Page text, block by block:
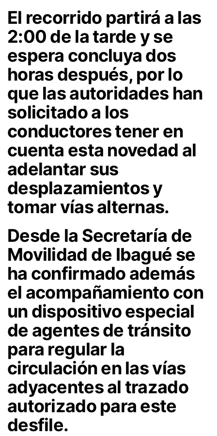
El recorrido partirá a las
2:00 de la tarde y se
espera concluya dos
horas después, por lo
que las autoridades han
solicitado a los
conductores tener en
cuenta esta novedad al
adelantar sus
desplazamientos y
tomar vías alternas.
Desde la Secretaría de
Movilidad de Ibagué se
ha confirmado además
el acompañamiento con
un dispositivo especial
de agentes de tránsito
para regular la
circulación en las vías
adyacentes al trazado
autorizado para este
desfile.